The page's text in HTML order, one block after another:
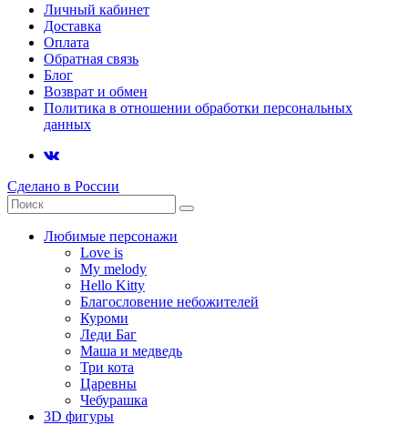
Личный кабинет
Доставка
Оплата
Обратная связь
Блог
Возврат и обмен
Политика в отношении обработки персональных
данных
Сделано в России
Любимые персонажи
Love is
My melody
Hello Kitty
Благословение небожителей
Куроми
Леди Баг
Маша и медведь
Три кота
Царевны
Чебурашка
3D фигуры